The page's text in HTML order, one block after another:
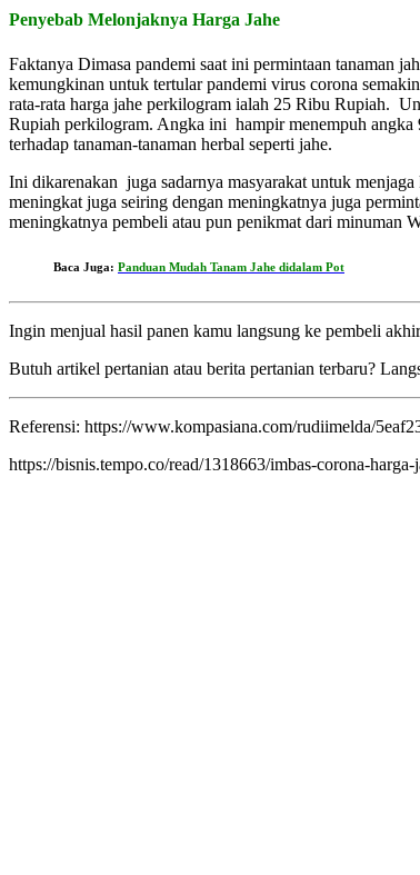
Penyebab Melonjaknya Harga Jahe
Faktanya Dimasa pandemi saat ini permintaan tanaman
kemungkinan untuk tertular pandemi virus corona
rata-rata harga jahe perkilogram ialah 25 Ribu Rupiah.
Rupiah perkilogram. Angka ini hampir menempuh angka
terhadap tanaman-tanaman herbal seperti jahe.
Ini dikarenakan juga sadarnya masyarakat untuk
meningkat juga seiring dengan meningkatnya juga
meningkatnya pembeli atau pun penikmat dari minuman
Baca Juga: Panduan Mudah Tanam Jahe didalam Pot
Ingin menjual hasil panen kamu langsung ke pembeli
Butuh artikel pertanian atau berita pertanian terbaru?
Referensi: https://www.kompasiana.com/rudiimelda/
https://bisnis.tempo.co/read/1318663/imbas-corona-